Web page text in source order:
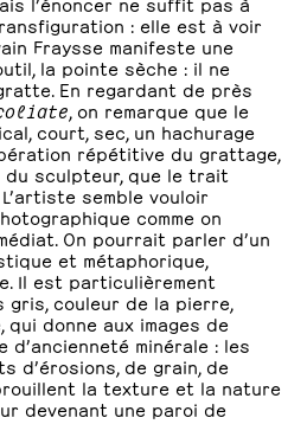
: elle est à voir
Fraysse manifeste une
la pointe sèche : il ne
En regardant de près
, on remarque que le
court, sec, un hachurage
répétitive du grattage,
sculpteur, que le trait
semble vouloir
comme on
On pourrait parler d’un
et métaphorique,
Il est particulièrement
couleur de la pierre,
donne aux images de
d’ancienneté minérale : les
d’érosions, de grain, de
la texture et la nature
devenant une paroi de